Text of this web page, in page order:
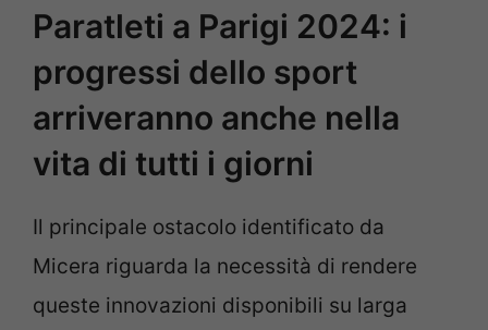
Paratleti a Parigi 2024: i
progressi dello sport
arriveranno anche nella
vita di tutti i giorni
Il principale ostacolo identificato da
Micera riguarda la necessità di rendere
queste innovazioni disponibili su larga